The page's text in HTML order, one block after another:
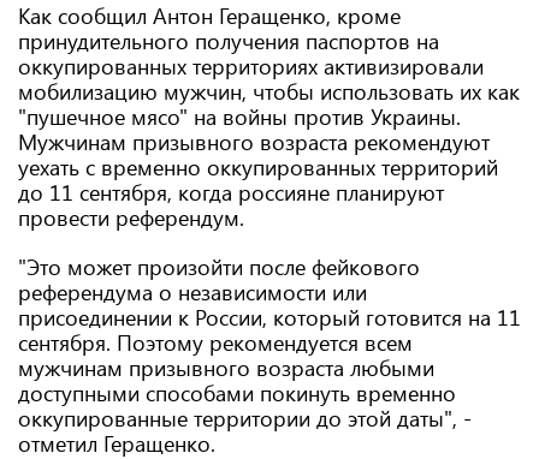
Как сообщил Антон Геращенко, кроме
принудительного получения паспортов на
оккупированных территориях активизировали
мобилизацию мужчин, чтобы использовать их как
"пушечное мясо" на войны против Украины.
Мужчинам призывного возраста рекомендуют
уехать с временно оккупированных территорий
до 11 сентября, когда россияне планируют
провести референдум.
"Это может произойти после фейкового
референдума о независимости или
присоединении к России, который готовится на 11
сентября. Поэтому рекомендуется всем
мужчинам призывного возраста любыми
доступными способами покинуть временно
оккупированные территории до этой даты", -
отметил Геращенко.